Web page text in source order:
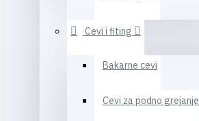
Cevi i fiting
Bakarne cevi
Cevi za podno grejanje